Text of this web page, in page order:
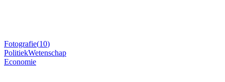
Fotografie(10)
PolitiekWetenschap
Economie